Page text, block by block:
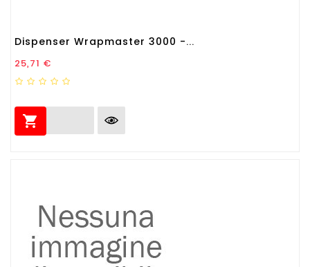
Dispenser Wrapmaster 3000 -...
Prezzo
25,71 €
